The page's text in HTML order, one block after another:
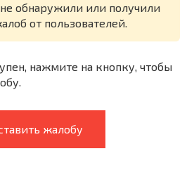
обнаружили или получили
от пользователей.
нажмите на кнопку, чтобы
жалобу